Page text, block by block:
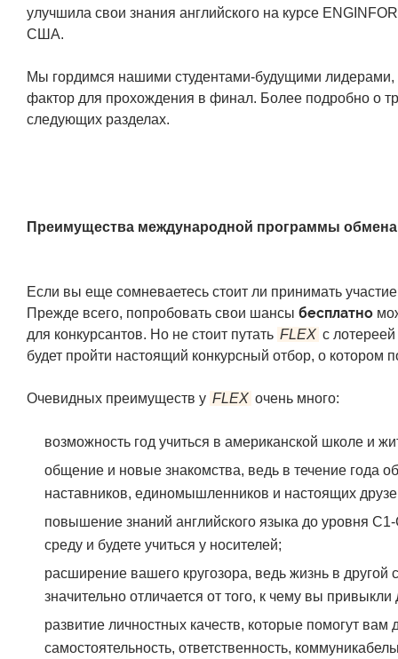
улучшила свои знания английского на курсе
США.
Мы гордимся нашими студентами-будущими
фактор для прохождения в финал. Более подробно о
следующих разделах.
Преимущества международной программы
Если вы еще сомневаетесь стоит ли принимать
Прежде всего, попробовать свои шансы бесплатно
для конкурсантов. Но не стоит путать FLEX с лотереей
будет пройти настоящий конкурсный отбор, о котором
Очевидных преимуществ у FLEX очень много:
возможность год учиться в американской школе и
общение и новые знакомства, ведь в течение года
наставников, единомышленников и настоящих
повышение знаний английского языка до уровня
среду и будете учиться у носителей;
расширение вашего кругозора, ведь жизнь в другой
значительно отличается от того, к чему вы привыкли
развитие личностных качеств, которые помогут вам
самостоятельность, ответственность,